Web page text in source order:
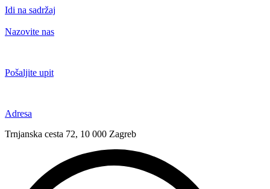
Idi na sadržaj
Nazovite nas
Pošaljite upit
Adresa
Trnjanska cesta 72, 10 000 Zagreb